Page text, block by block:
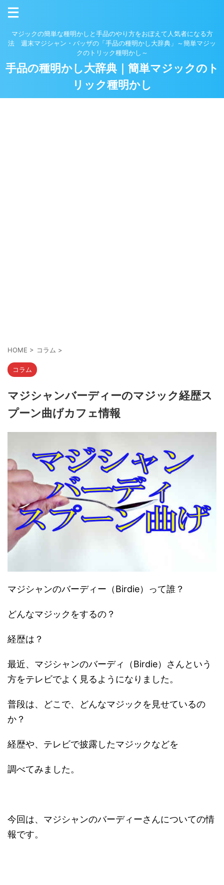
マジックの簡単な種明かしと手品のやり方をおぼえて人気者になる方
法 週末マジシャン・バッザの「手品の種明かし大辞典」～簡単マジッ
クのトリック種明かし～
手品の種明かし大辞典｜簡単マジックのト
リック種明かし
HOME > コラム >
コラム
マジシャンバーディーのマジック経歴ス
プーン曲げカフェ情報
マジシャンのバーディー（Birdie）って誰？
どんなマジックをするの？
経歴は？
最近、マジシャンのバーディ（Birdie）さんという
方をテレビでよく見るようになりました。
普段は、どこで、どんなマジックを見せているの
か？
経歴や、テレビで披露したマジックなどを
調べてみました。
今回は、マジシャンのバーディーさんについての情
報です。